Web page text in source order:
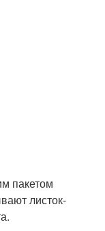
пакетом
листок-